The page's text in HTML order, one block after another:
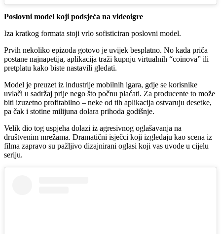
Poslovni model koji podsjeća na videoigre
Iza kratkog formata stoji vrlo sofisticiran poslovni model.
Prvih nekoliko epizoda gotovo je uvijek besplatno. No kada priča
postane najnapetija, aplikacija traži kupnju virtualnih “coinova” ili
pretplatu kako biste nastavili gledati.
Model je preuzet iz industrije mobilnih igara, gdje se korisnike
uvlači u sadržaj prije nego što počnu plaćati. Za producente to može
biti izuzetno profitabilno – neke od tih aplikacija ostvaruju desetke,
pa čak i stotine milijuna dolara prihoda godišnje.
Velik dio tog uspjeha dolazi iz agresivnog oglašavanja na
društvenim mrežama. Dramatični isječci koji izgledaju kao scena iz
filma zapravo su pažljivo dizajnirani oglasi koji vas uvode u cijelu
seriju.